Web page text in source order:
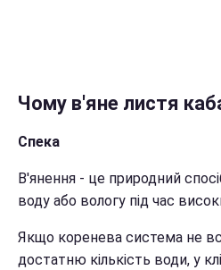
Чому в'яне листя
Спека
В'янення - це природний
воду або вологу під час
Якщо коренева система не
достатню кількість води, у